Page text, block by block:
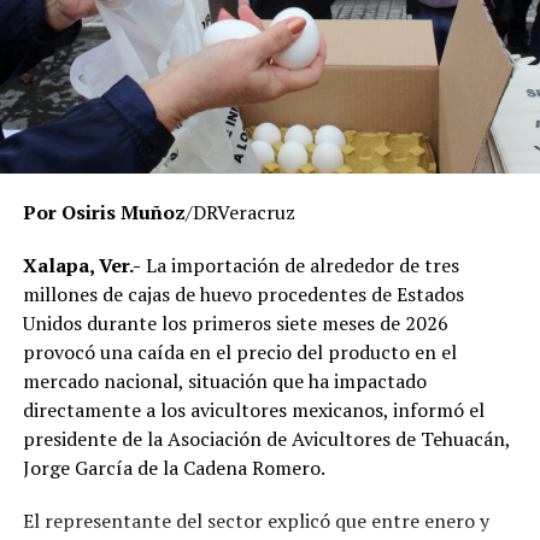
miles de estudiantes en la entidad.
El Gobierno del Estado ha reiterado que las
investigaciones se desarrollan con apego a la ley y
respetando el debido proceso, por lo que hasta el
momento no existe una determinación definitiva sobre
responsabilidades individuales.
señalaron que un grupo de profesores ha manifestado
su inconformidad con el proceso de revisión, al
considerar que las investigaciones podrían afectar
intereses al interior de la institución.
De acuerdo con esos testimonios, el grupo identificado
comoMovimiento Estatal UPAV, integrado
públicamente por Verónica Sánchez Ramos, Mauricio
Ivette Lara Barradas, Roberto Ibáñez y Carlos Enrique
Por Osiris Muñoz/DRVeracruz
Xalapa, Ver.- La importación de alrededor de tres
millones de cajas de huevo procedentes de Estados
Unidos durante los primeros siete meses de 2026
provocó una caída en el precio del producto en el
mercado nacional, situación que ha impactado
directamente a los avicultores mexicanos, informó el
presidente de la Asociación de Avicultores de Tehuacán,
Jorge García de la Cadena Romero.
El representante del sector explicó que entre enero y